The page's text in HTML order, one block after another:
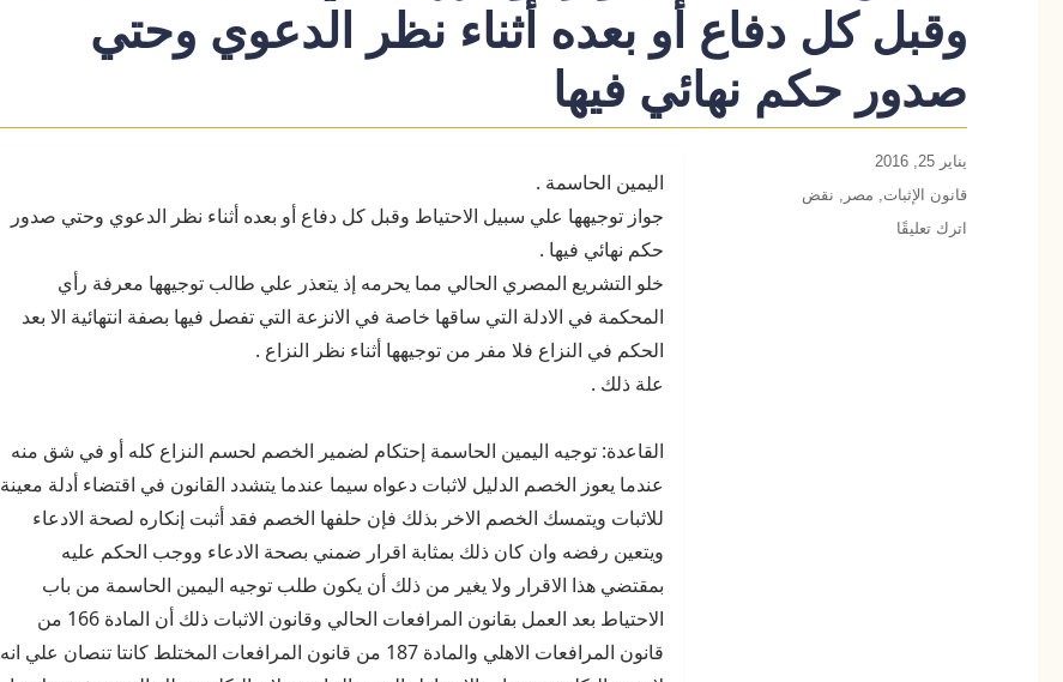
وقبل كل دفاع أو بعده أثناء نظر الدعوي وحتي
صدور حكم نهائي فيها
اليمين الحاسمة .
جواز توجيهها علي سبيل الاحتياط وقبل كل دفاع أو بعده أثناء نظر الدعوي وحتي صدور
حكم نهائي فيها .
خلو التشريع المصري الحالي مما يحرمه إذ يتعذر علي طالب توجيهها معرفة رأي
المحكمة في الادلة التي ساقها خاصة في الانزعة التي تفصل فيها بصفة انتهائية الا بعد
الحكم في النزاع فلا مفر من توجيهها أثناء نظر النزاع .
علة ذلك .
القاعدة: توجيه اليمين الحاسمة إحتكام لضمير الخصم لحسم النزاع كله أو في شق منه
عندما يعوز الخصم الدليل لاثبات دعواه سيما عندما يتشدد القانون في اقتضاء أدلة معينة
للاثبات ويتمسك الخصم الاخر بذلك فإن حلفها الخصم فقد أثبت إنكاره لصحة الادعاء
ويتعين رفضه وان كان ذلك بمثابة اقرار ضمني بصحة الادعاء ووجب الحكم عليه
بمقتضي هذا الاقرار ولا يغير من ذلك أن يكون طلب توجيه اليمين الحاسمة من باب
الاحتياط بعد العمل بقانون المرافعات الحالي وقانون الاثبات ذلك أن المادة 166 من
قانون المرافعات الاهلي والمادة 187 من قانون المرافعات المختلط كانتا تنصان علي انه
نُشرت
في
يناير 25, 2016
التصنيفات
قانون الإثبات مصر
نقض
اترك تعليقًا